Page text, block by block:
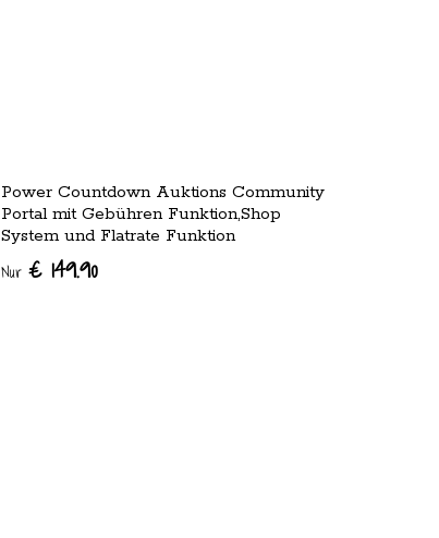
Power Countdown Auktions Community
Portal mit Gebühren Funktion,Shop
System und Flatrate Funktion
Nur € 149.90